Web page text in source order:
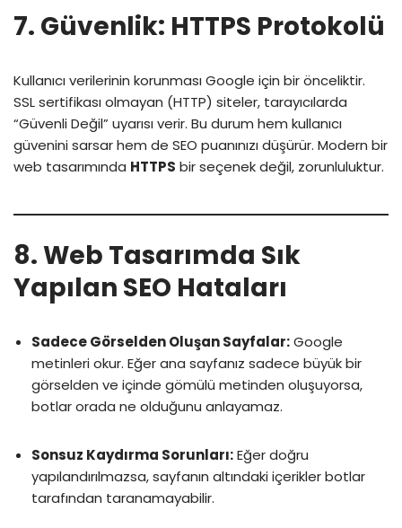
7. Güvenlik: HTTPS Protokolü
Kullanıcı verilerinin korunması Google için bir önceliktir.
SSL sertifikası olmayan (HTTP) siteler, tarayıcılarda
“Güvenli Değil” uyarısı verir. Bu durum hem kullanıcı
güvenini sarsar hem de SEO puanınızı düşürür. Modern bir
web tasarımında HTTPS bir seçenek değil, zorunluluktur.
8. Web Tasarımda Sık
Yapılan SEO Hataları
Sadece Görselden Oluşan Sayfalar:Google
metinleri okur. Eğer ana sayfanız sadece büyük bir
görselden ve içinde gömülü metinden oluşuyorsa,
botlar orada ne olduğunu anlayamaz.
Sonsuz Kaydırma Sorunları:Eğer doğru
yapılandırılmazsa, sayfanın altındaki içerikler botlar
tarafından taranamayabilir.